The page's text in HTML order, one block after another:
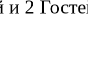
и 2